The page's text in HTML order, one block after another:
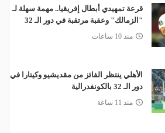
قرعة تمهيدي أبطال إفريقيا.. مهمة سهلة لـ
"الزمالك" وعقبة مرتقبة في دور الـ 32
منذ 10 ساعات
الأهلي ينتظر الفائز من مقديشيو وكيتارا في
دور الـ 32 بالكونفدرالية
منذ 11 ساعة